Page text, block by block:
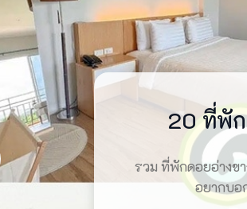
20 ที่พั
รวม ที่พักดอยอ่างข
อยากบอ
เปรมปรี
เปรมปรีดา หมูก
อร่อย ฟีลกิ
20 ที่พัก
รวม ที่พักทองผาภู
และที่เ
12 ที่พักอุ้
รวม ที่พักอุ้มผาง ที่
ใกล้แหล่ง
19 วัดศา
รวม วัดศาลเจ้า ร
ที่ไหนดีไห